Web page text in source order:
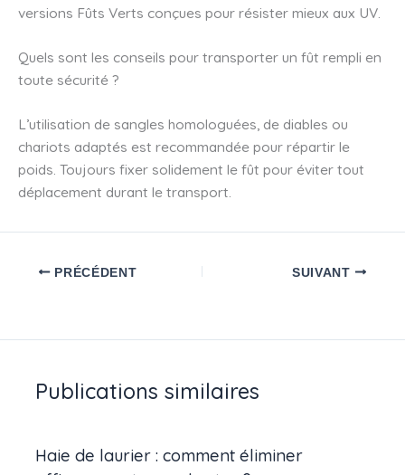
versions Fûts Verts conçues pour résister mieux aux UV.
Quels sont les conseils pour transporter un fût rempli en
toute sécurité ?
L’utilisation de sangles homologuées, de diables ou
chariots adaptés est recommandée pour répartir le
poids. Toujours fixer solidement le fût pour éviter tout
déplacement durant le transport.
PRÉCÉDENT SUIVANT
Publications similaires
Haie de laurier : comment éliminer